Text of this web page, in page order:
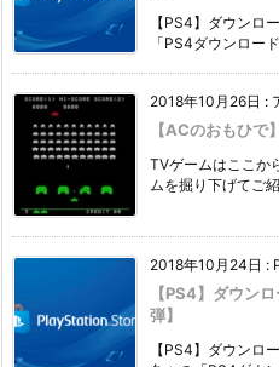
【PS4】ダウンロ
「PS4ダウンロー
2018年10月26日 :
【ACのおもひで
TVゲームはここか
ムを掘り下げてご
2018年10月24日 :
【PS4】ダウン
弾】
【PS4】ダウンロ